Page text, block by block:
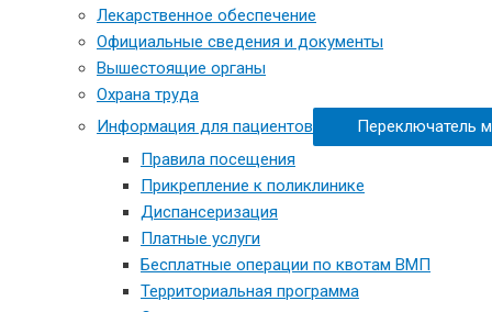
Лекарственное обеспечение
Официальные сведения и документы
Вышестоящие органы
Охрана труда
Информация для пациентов
Переключатель
Правила посещения
Прикрепление к поликлинике
Диспансеризация
Платные услуги
Бесплатные операции по квотам ВМП
Территориальная программа